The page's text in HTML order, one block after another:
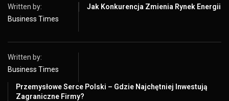
Written by:
Business Times
Jak Konkurencja Zmienia Rynek Energii
Written by:
Business Times
Przemysłowe Serce Polski – Gdzie Najchętniej Inwestują
Zagraniczne Firmy?